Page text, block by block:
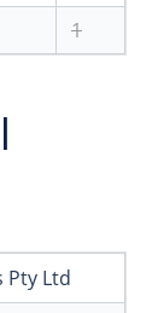
1
Pty Ltd